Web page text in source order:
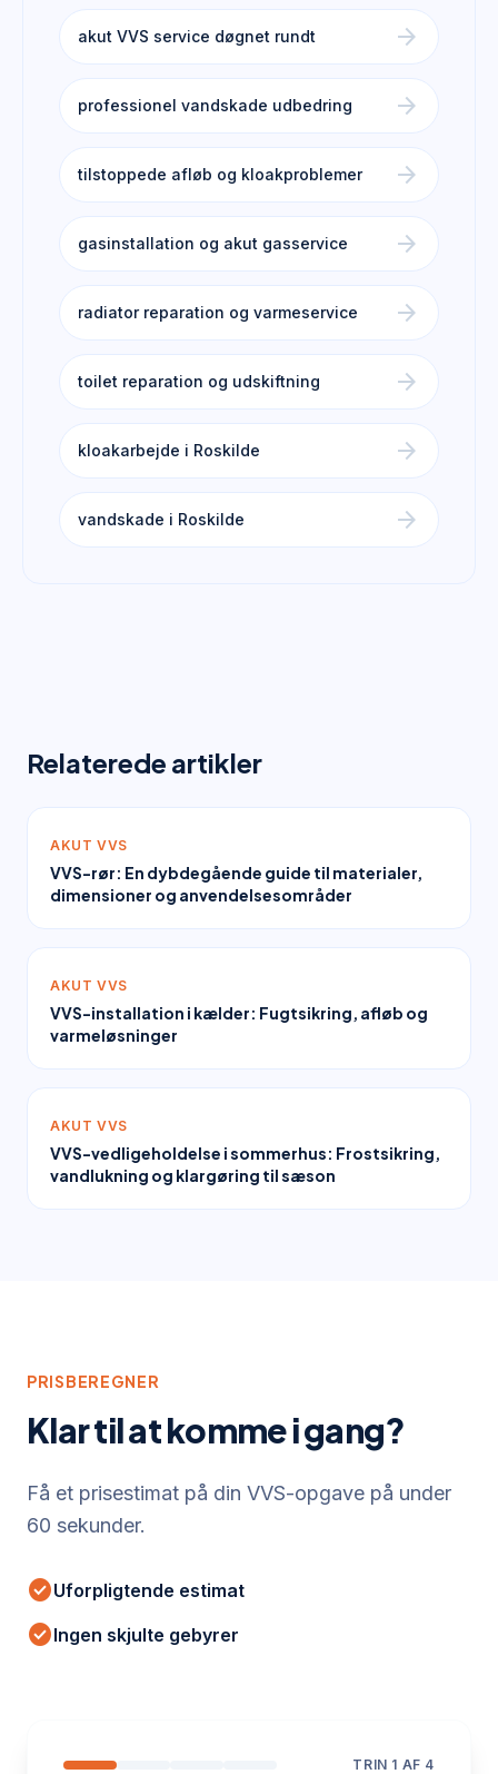
akut VVS service døgnet rundt arrow_forward
professionel vandskade udbedring arrow_forward
tilstoppede afløb og kloakproblemer arrow_forward
gasinstallation og akut gasservice arrow_forward
radiator reparation og varmeservice arrow_forward
toilet reparation og udskiftning arrow_forward
kloakarbejde i Roskilde arrow_forward
vandskade i Roskilde arrow_forward
Relaterede artikler
AKUT VVS
VVS-rør: En dybdegående guide til materialer,
dimensioner og anvendelsesområder
AKUT VVS
VVS-installation i kælder: Fugtsikring, afløb og
varmeløsninger
AKUT VVS
VVS-vedligeholdelse i sommerhus: Frostsikring,
vandlukning og klargøring til sæson
PRISBEREGNER
Klar til at komme i gang?
Få et prisestimat på din VVS-opgave på under
60 sekunder.
check_circleUforpligtende estimat
check_circleIngen skjulte gebyrer
TRIN 1 AF 4